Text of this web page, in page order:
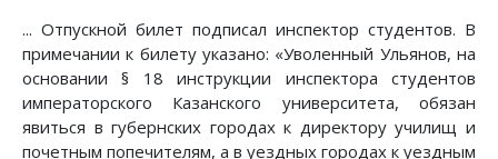
... Отпускной билет подписал инспектор студентов. В
примечании к билету указано: «Уволенный Ульянов, на
основании § 18 инструкции инспектора студентов
императорского Казанского университета, обязан
явиться в губернских городах к директору училищ и
почетным попечителям, а в уездных городах к уездным